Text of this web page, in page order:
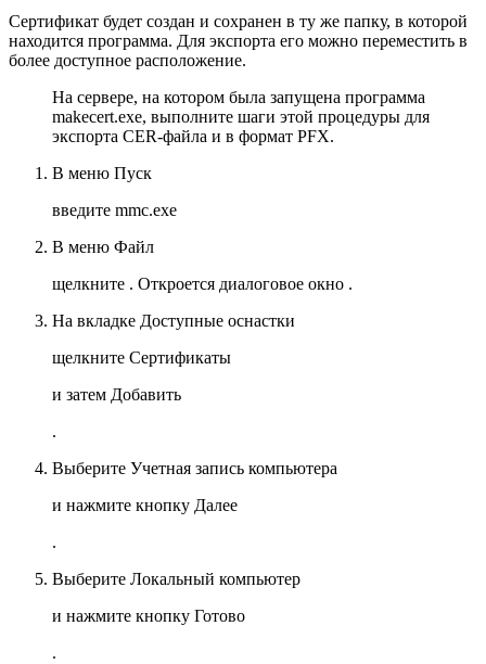
Сертификат будет создан и сохранен в ту же папку, в которой
находится программа. Для экспорта его можно переместить в
более доступное расположение.
На сервере, на котором была запущена программа
makecert.exe, выполните шаги этой процедуры для
экспорта CER-файла и в формат PFX.
В меню Пуск
введите mmc.exe
В меню Файл
щелкните . Откроется диалоговое окно .
На вкладке Доступные оснастки
щелкните Сертификаты
и затем Добавить
.
Выберите Учетная запись компьютера
и нажмите кнопку Далее
.
Выберите Локальный компьютер
и нажмите кнопку Готово
.